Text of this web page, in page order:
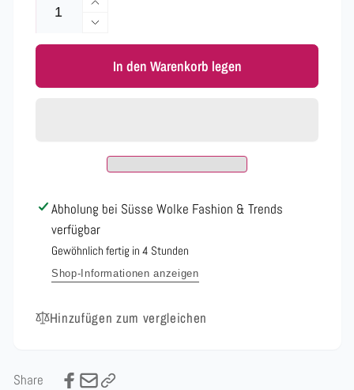
Erhöhe
die
Menge
verschiedene
Farben
Verringere
die
Menge
für
73004
verschiedene
In den Warenkorb legen
Abholung bei Süsse Wolke Fashion & Trends
verfügbar
Gewöhnlich fertig in 4 Stunden
Shop-Informationen anzeigen
Hinzufügen zum vergleichen
Share